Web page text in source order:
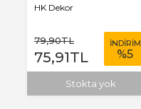
HK Dekor
79,90TL
75,91TL
İNDİRİM
%5
Stokta yok